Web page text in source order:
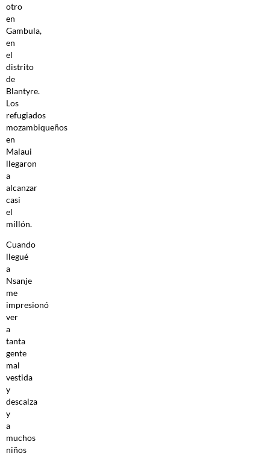
otro
en
Gambula,
en
el
distrito
de
Blantyre.
Los
refugiados
mozambiqueños
en
Malaui
llegaron
a
alcanzar
casi
el
millón.
Cuando
llegué
a
Nsanje
me
impresionó
ver
a
tanta
gente
mal
vestida
y
descalza
y
a
muchos
niños